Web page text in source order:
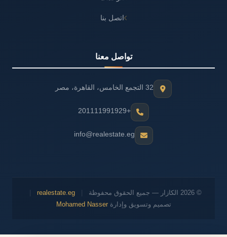
اتصل بنا
تواصل معنا
32 التجمع الخامس، القاهرة، مصر
+201111991929
info@realestate.eg
© 2026 الكازار — جميع الحقوق محفوظة realestate.eg
تصميم وتسويق وإدارةMohamed Nasser